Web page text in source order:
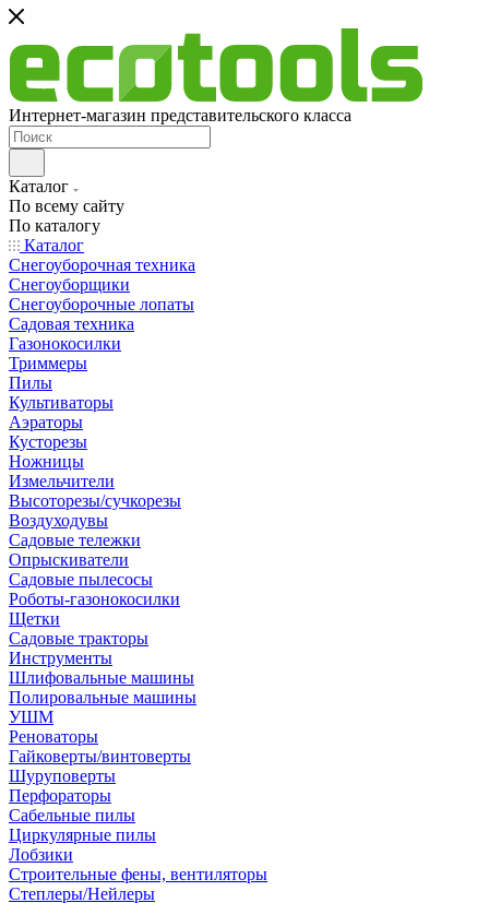
Интернет-магазин представительского класса
Каталог
По всему сайту
По каталогу
Каталог
Снегоуборочная техника
Снегоуборщики
Снегоуборочные лопаты
Садовая техника
Газонокосилки
Триммеры
Пилы
Культиваторы
Аэраторы
Кусторезы
Ножницы
Измельчители
Высоторезы/сучкорезы
Воздуходувы
Садовые тележки
Опрыскиватели
Садовые пылесосы
Роботы-газонокосилки
Щетки
Садовые тракторы
Инструменты
Шлифовальные машины
Полировальные машины
УШМ
Реноваторы
Гайковерты/винтоверты
Шуруповерты
Перфораторы
Сабельные пилы
Циркулярные пилы
Лобзики
Строительные фены, вентиляторы
Степлеры/Нейлеры